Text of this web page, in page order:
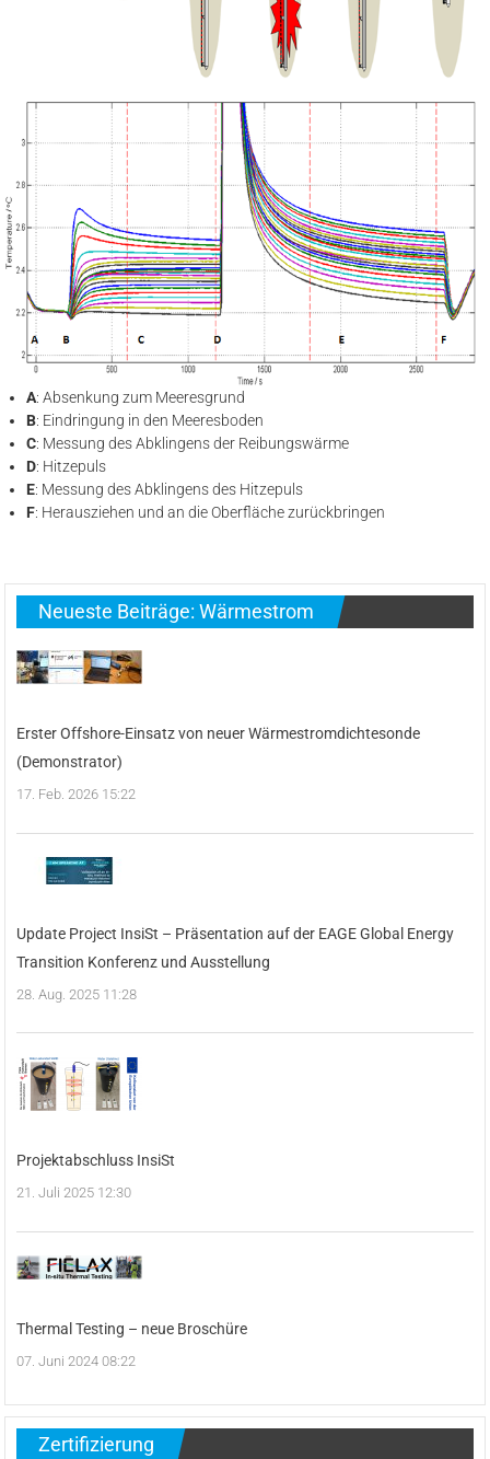
A: Absenkung zum Meeresgrund
B: Eindringung in den Meeresboden
C: Messung des Abklingens der Reibungswärme
D: Hitzepuls
E: Messung des Abklingens des Hitzepuls
F: Herausziehen und an die Oberfläche zurückbringen
Neueste Beiträge: Wärmestrom
Erster Offshore-Einsatz von neuer Wärmestromdichtesonde
(Demonstrator)
17. Feb. 2026 15:22
Update Project InsiSt – Präsentation auf der EAGE Global Energy
Transition Konferenz und Ausstellung
28. Aug. 2025 11:28
Projektabschluss InsiSt
21. Juli 2025 12:30
Thermal Testing – neue Broschüre
07. Juni 2024 08:22
Zertifizierung